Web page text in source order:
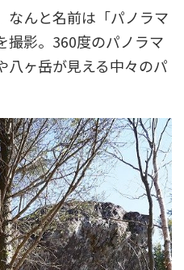
なんと名前は「パノラマ
撮影。360度のパノラマ
八ヶ岳が見える中々のパ